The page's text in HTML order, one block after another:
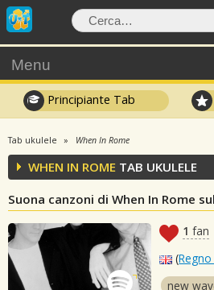
Menu
Principiante Tab
Tab ukulele When In Rome
WHEN IN ROME TAB UKULELE
Suona canzoni di When In Rome
1 fan
(
new